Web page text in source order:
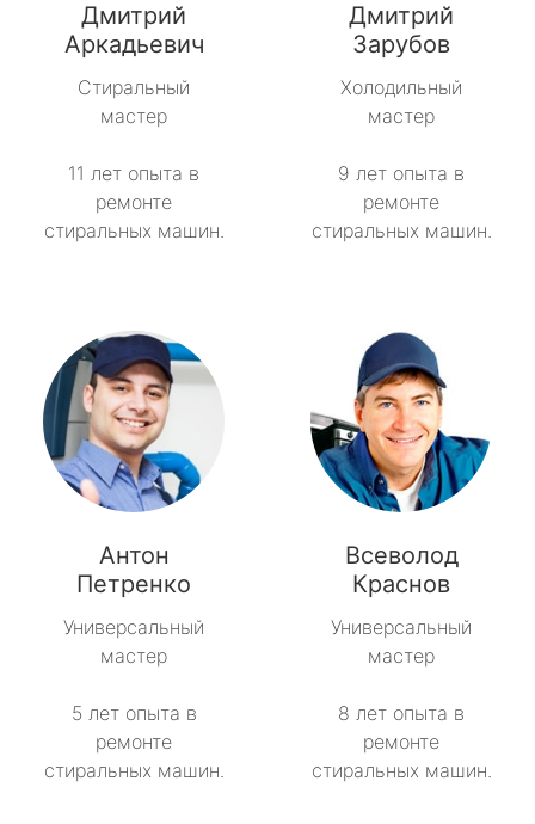
Дмитрий
Аркадьевич
Стиральный
мастер
11 лет опыта в
ремонте
стиральных машин.
Дмитрий
Зарубов
Холодильный
мастер
9 лет опыта в
ремонте
стиральных машин.
Антон
Петренко
Универсальный
мастер
5 лет опыта в
ремонте
стиральных машин.
Всеволод
Краснов
Универсальный
мастер
8 лет опыта в
ремонте
стиральных машин.